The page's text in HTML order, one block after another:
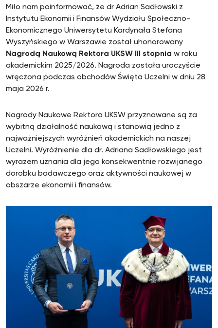
Miło nam poinformować, że dr Adrian Sadłowski z
Instytutu Ekonomii i Finansów Wydziału Społeczno-
Ekonomicznego Uniwersytetu Kardynała Stefana
Wyszyńskiego w Warszawie został uhonorowany
Nagrodą Naukową Rektora UKSW III stopnia w roku
akademickim 2025/2026. Nagroda została uroczyście
wręczona podczas obchodów Święta Uczelni w dniu 28
maja 2026 r.
Nagrody Naukowe Rektora UKSW przyznawane są za
wybitną działalność naukową i stanowią jedno z
najważniejszych wyróżnień akademickich na naszej
Uczelni. Wyróżnienie dla dr. Adriana Sadłowskiego jest
wyrazem uznania dla jego konsekwentnie rozwijanego
dorobku badawczego oraz aktywności naukowej w
obszarze ekonomii i finansów.